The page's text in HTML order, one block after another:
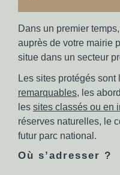
Dans un premier
auprès de votre mairie
situe dans un secteur
Les sites protégés sont
remarquables, les
les sites classés ou en
réserves naturelles, le
futur parc national.
Où s’adresser ?